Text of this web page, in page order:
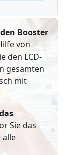
Booster
von
den LCD-
gesamten
mit
das
Sie das
alle